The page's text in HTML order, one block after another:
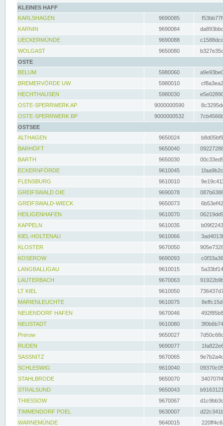
KLEINES HAFF
KARLSHAGEN
9690085
KARNIN
9690084
UECKERMÜNDE
9690088
WOLGAST
9650080
OSTE
BELUM
5980060
BREMERVÖRDE UW
5980010
HECHTHAUSEN
5980030
OSTE-SPERRWERK AP
9000000590
OSTE-SPERRWERK BP
9000000532
OSTSEE
ALTHAGEN
9650024
BARHÖFT
9650040
BARTH
9650030
ECKERNFÖRDE
9610045
FLENSBURG
9610010
GREIFSWALD OIE
9690078
GREIFSWALD-WIECK
9650073
HEILIGENHAFEN
9610070
KAPPELN
9610035
KIEL-HOLTENAU
9610066
KLOSTER
9670050
KOSEROW
9690093
LANGBALLIGAU
9610015
LAUTERBACH
9670063
LT KIEL
9610050
MARIENLEUCHTE
9610075
NEUENDORF HAFEN
9670046
NEUSTADT
9610080
Prerow
9650027
RUDEN
9690077
SASSNITZ
9670065
SCHLESWIG
9610040
STAHLBRODE
9650070
STRALSUND
9650043
THIESSOW
9670067
TIMMENDORF POEL
9630007
WARNEMÜNDE
9640015